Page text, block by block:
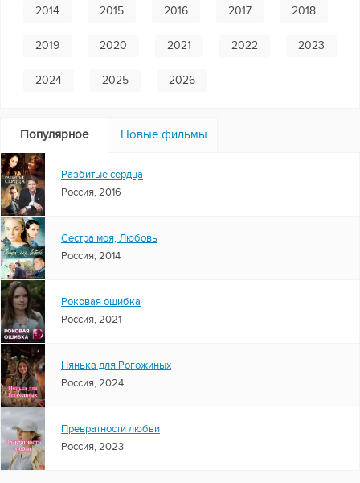
2014 2015 2016 2017 2018
2019 2020 2021 2022 2023
2024 2025 2026
Популярное Новые фильмы
Разбитые сердца
Россия, 2016
Сестра моя, Любовь
Россия, 2014
Роковая ошибка
Россия, 2021
Нянька для Рогожиных
Россия, 2024
Превратности любви
Россия, 2023